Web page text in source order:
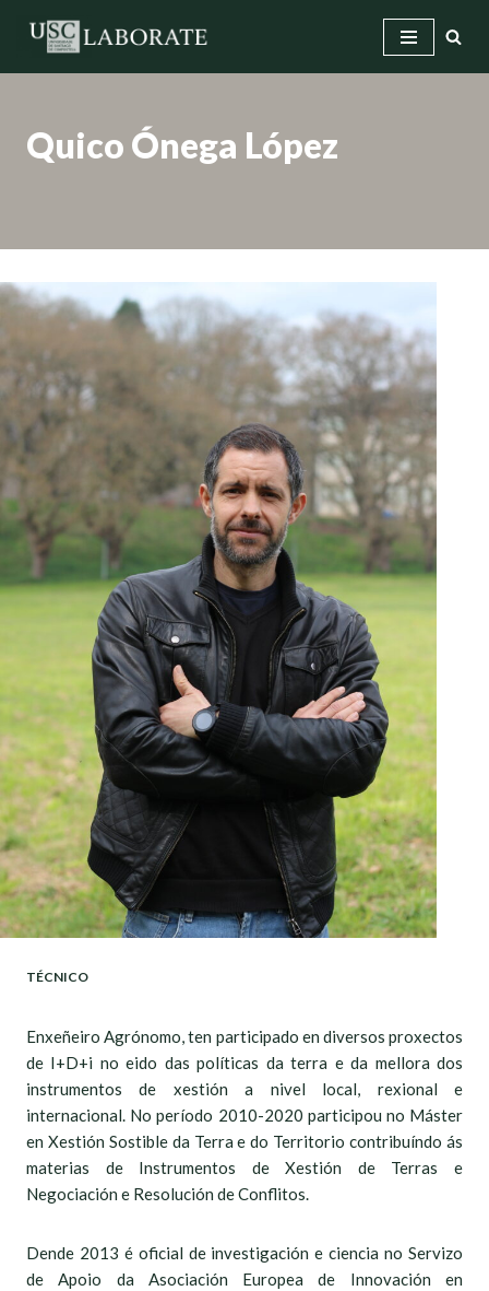
Saltar
Quico Ónega López
TÉCNICO
Enxeñeiro Agrónomo, ten participado en diversos proxectos
de I+D+i no eido das políticas da terra e da mellora dos
instrumentos de xestión a nivel local, rexional e
internacional. No período 2010-2020 participou no Máster
en Xestión Sostible da Terra e do Territorio contribuíndo ás
materias de Instrumentos de Xestión de Terras e
Negociación e Resolución de Conflitos.
Dende 2013 é oficial de investigación e ciencia no Servizo
de Apoio da Asociación Europea de Innovación en